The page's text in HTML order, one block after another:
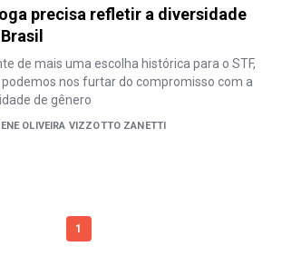
precisa refletir a diversidade
de mais uma escolha histórica para o STF,
nos furtar do compromisso com a
de gênero
OLIVEIRA VIZZOTTO ZANETTI
1